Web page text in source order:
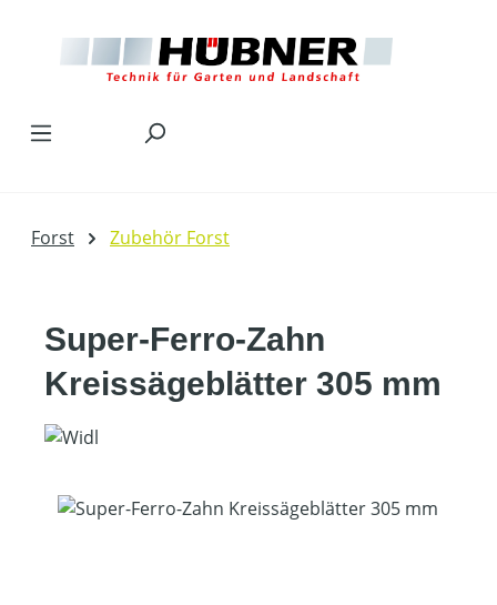
Forst Zubehör Forst
Super-Ferro-Zahn
Kreissägeblätter 305 mm
Bildergalerie überspringen